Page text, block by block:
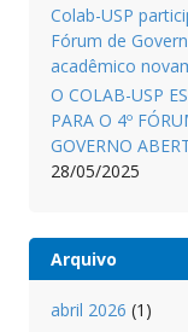
Colab-USP
Fórum de
acadêmico
O COLAB-USP
PARA O 4º
GOVERNO
28/05/2025
Arquivo
abril 2026 (1)